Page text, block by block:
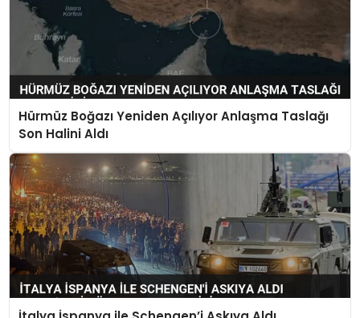
Hürmüz Boğazı Yeniden Açılıyor Anlaşma Taslağı
Son Halini Aldı